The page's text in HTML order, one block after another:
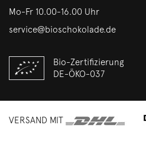
Mo-Fr 10.00-16.00 Uhr
service@bioschokolade.de
Bio-Zertifizierung
DE-ÖKO-037
VERSAND MIT